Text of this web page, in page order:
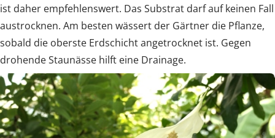
ist daher empfehlenswert. Das Substrat darf auf keinen Fall
austrocknen. Am besten wässert der Gärtner die Pflanze,
sobald die oberste Erdschicht angetrocknet ist. Gegen
drohende Staunässe hilft eine Drainage.